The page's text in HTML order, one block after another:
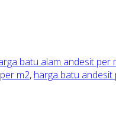
batu alam andesit per
m2, harga batu andesit